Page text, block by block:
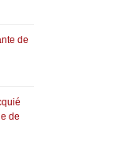
de
de